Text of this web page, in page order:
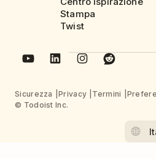
Stampa
Twist
Sicurezza Privacy Termini
© Todoist Inc.